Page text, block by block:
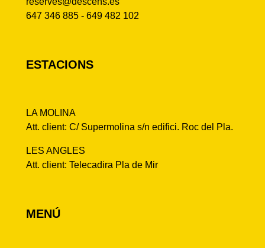
647 346 885 - 649 482 102
ESTACIONS
LA MOLINA
Att. client: C/ Supermolina s/n edifici. Roc del Pla.
LES ANGLES
Att. client: Telecadira Pla de Mir
MENÚ